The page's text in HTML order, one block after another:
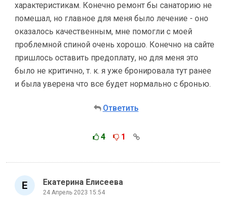
характеристикам. Конечно ремонт бы санаторию не
помешал, но главное для меня было лечение - оно
оказалось качественным, мне помогли с моей
проблемной спиной очень хорошо. Конечно на сайте
пришлось оставить предоплату, но для меня это
было не критично, т. к. я уже бронировала тут ранее
и была уверена что все будет нормально с бронью.
Ответить
4 1
Екатерина Елисеева
24 Апрель 2023 15:54